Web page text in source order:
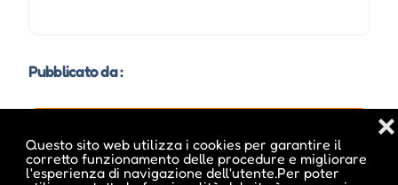
Questo sito web utilizza i cookies per garantire il
corretto funzionamento delle procedure e migliorare
l'esperienza di navigazione dell'utente.Per poter
❌
Pubblicato da :
ale inside